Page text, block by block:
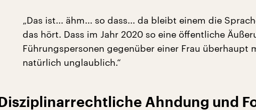
„Das ist... ähm... so dass... da bleibt einem die
das hört. Dass im Jahr 2020 so eine öffentliche
Führungspersonen gegenüber einer Frau überhaupt
natürlich unglaublich.“
Disziplinarrechtliche Ahndung und